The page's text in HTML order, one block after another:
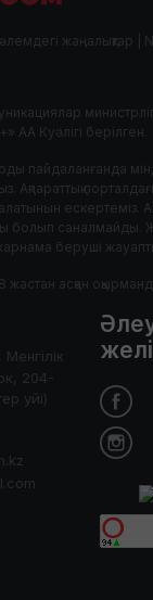
әлемдегі жаңалықтар
Куәлігі берілген.
пайдаланғанда
Ақпараттық
ескертеміз.
болып саналмайды.
беруші
жастан асқан
204-
уйі)